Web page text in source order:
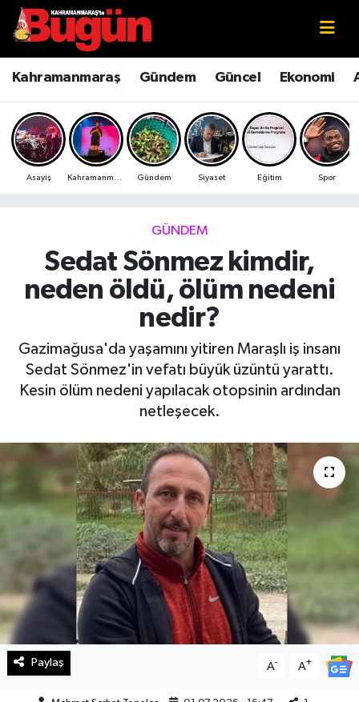
Kahramanmaraş Gündem Güncel Ekonomi
Asayiş Gündem Siyaset Eğitim Spor
GÜNDEM
Sedat Sönmez kimdir,
neden öldü, ölüm nedeni
nedir?
Gazimağusa'da yaşamını yitiren Maraşlı iş insanı
Sedat Sönmez'in vefatı büyük üzüntü yarattı.
Kesin ölüm nedeni yapılacak otopsinin ardından
netleşecek.
Paylaş A- A+
Kahramanmaraş
Kahramanmaraş Sokak Röportajları
Bilim ve Teknoloji
Çevre
Ekonomi
Güncel
Haberde İnsan
Magazin
Manşet Altı
Manşetler
Resmi İlan
Sağlık
Spor
Kahramanmaraş Nöbetçi Eczaneler
Kahramanmaraş Hava Durumu
Kahramanmaraş Namaz Vakitleri
Kahramanmaraş Trafik Yoğunluk Haritası
Süper Lig Puan Durumu ve Fikstür
Tüm Manşetler
Son Dakika Haberleri
Haber Arşivi